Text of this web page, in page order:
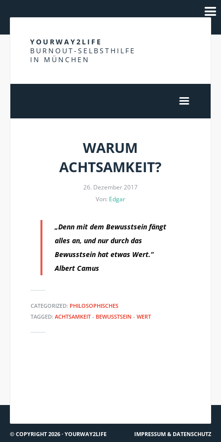
YOURWAY2LIFE
BURNOUT-SELBSTHILFE
IN MÜNCHEN
WARUM
ACHTSAMKEIT?
26. Dezember 2017
Von: Edgar
„Denn mit dem Bewusstsein fängt
alles an, und nur durch das
Bewusstsein hat etwas Wert.“
Albert Camus
CATEGORIZED: PHILOSOPHISCHES
TAGGED: ACHTSAMKEIT- BEWUSSTSEIN - WERT
© COPYRIGHT 2026 · YOURWAY2LIFE IMPRESSUM & DATENSCHUTZ